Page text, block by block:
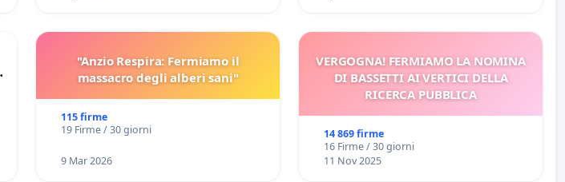
"Anzio Respira: Fermiamo il
massacro degli alberi sani"
115 firme
19 Firme / 30 giorni
9 Mar 2026
VERGOGNA! FERMIAMO LA NOMINA
DI BASSETTI AI VERTICI DELLA
RICERCA PUBBLICA
14 869 firme
16 Firme / 30 giorni
11 Nov 2025